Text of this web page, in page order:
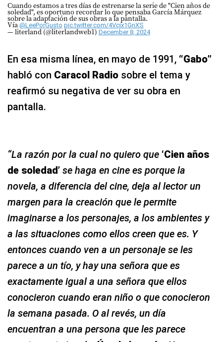
Cuando estamos a tres días de estrenarse la serie de "Cien años de
soledad", es oportuno recordar lo que pensaba García Márquez
sobre la adaptación de sus obras a la pantalla.
Vía @LeePorGusto pic.twitter.com/4Vcjx1GnXS
— literland (@literlandweb1) December 8, 2024
En esa misma línea, en mayo de 1991, “Gabo”
habló con Caracol Radio sobre el tema y
reafirmó su negativa de ver su obra en
pantalla.
“La razón por la cual no quiero que ‘Cien años
de soledad’ se haga en cine es porque la
novela, a diferencia del cine, deja al lector un
margen para la creación que le permite
imaginarse a los personajes, a los ambientes y
a las situaciones como ellos creen que es. Y
entonces cuando ven a un personaje se les
parece a un tío, y hay una señora que es
exactamente igual a una señora que ellos
conocieron cuando eran niño o que conocieron
la semana pasada. O al revés, un día
encuentran a una persona que les parece